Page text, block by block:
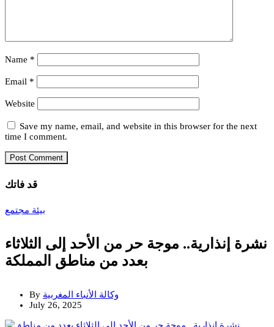
Name *
Email *
Website
Save my name, email, and website in this browser for the next
time I comment.
قد فاتك
بيئة مجتمع
نشرة إنذارية.. موجة حر من الأحد إلى الثلاثاء
بعدد من مناطق المملكة
By وكالة الأنباء المغربية
July 26, 2025